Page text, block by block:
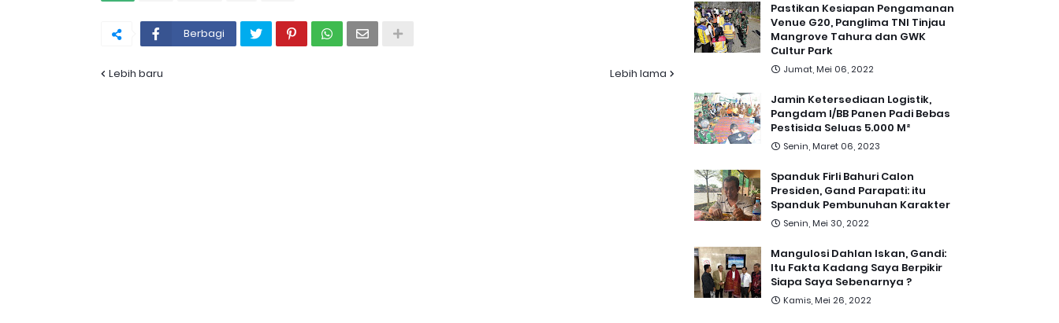
Berbagi
Lebih baru Lebih lama
Pastikan Kesiapan Pengamanan
Venue G20, Panglima TNI Tinjau
Mangrove Tahura dan GWK
Cultur Park
Jumat, Mei 06, 2022
Jamin Ketersediaan Logistik,
Pangdam I/BB Panen Padi Bebas
Pestisida Seluas 5.000 M²
Senin, Maret 06, 2023
Spanduk Firli Bahuri Calon
Presiden, Gand Parapati: itu
Spanduk Pembunuhan Karakter
Senin, Mei 30, 2022
Mangulosi Dahlan Iskan, Gandi:
Itu Fakta Kadang Saya Berpikir
Siapa Saya Sebenarnya ?
Kamis, Mei 26, 2022